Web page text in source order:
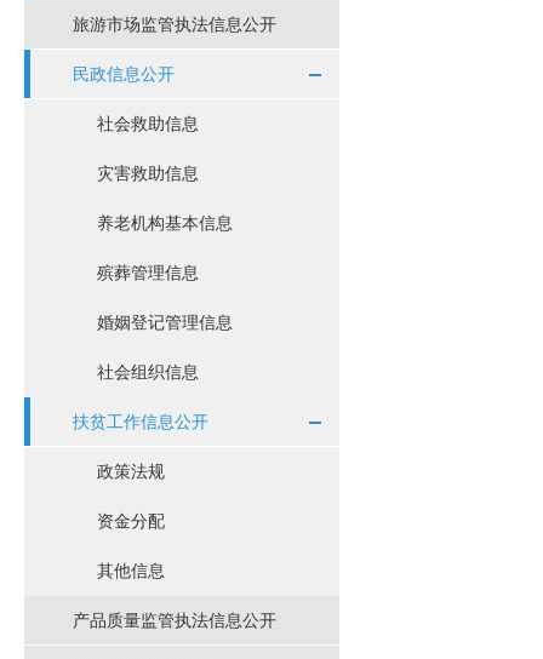
旅游市场监管执法信息公开
民政信息公开
社会救助信息
灾害救助信息
养老机构基本信息
殡葬管理信息
婚姻登记管理信息
社会组织信息
扶贫工作信息公开
政策法规
资金分配
其他信息
产品质量监管执法信息公开